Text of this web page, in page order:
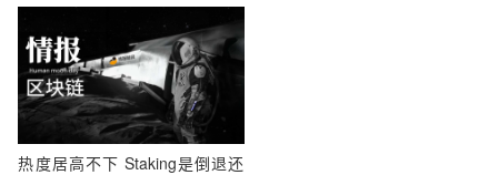
热度居高不下 Staking是倒退还